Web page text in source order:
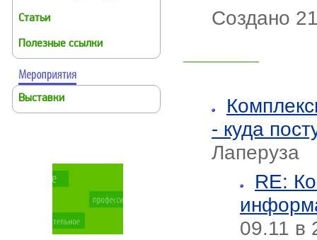
Статьи
Полезные ссылки
Выставки
Создано
- куда
Лаперуза
RE:
09.11 в